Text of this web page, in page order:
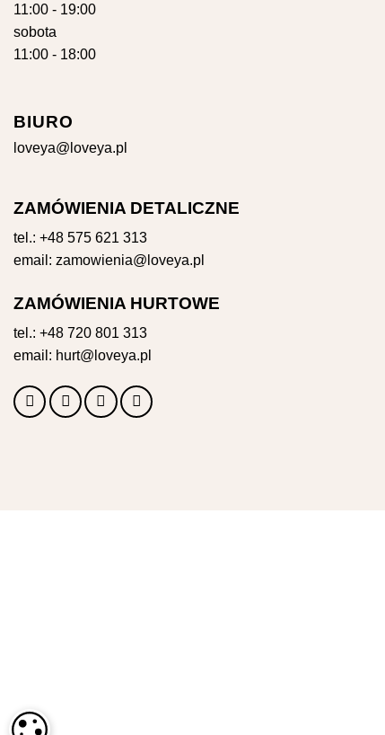
11:00 - 19:00
sobota
11:00 - 18:00
BIURO
loveya@loveya.pl
ZAMÓWIENIA DETALICZNE
tel.: +48 575 621 313
email: zamowienia@loveya.pl
ZAMÓWIENIA HURTOWE
tel.: +48 720 801 313
email: hurt@loveya.pl